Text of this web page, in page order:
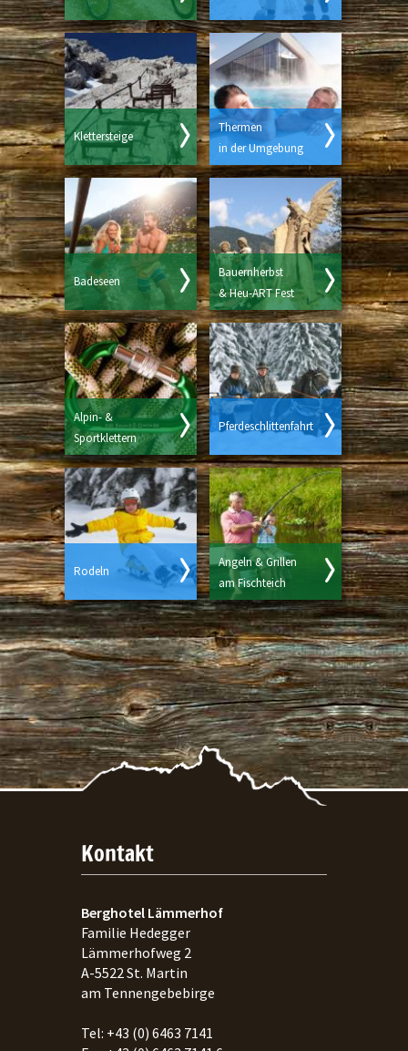
Klettersteige
Thermen
in der Umgebung
Badeseen
Bauernherbst
& Heu-ART Fest
Alpin- &
Sportklettern
Pferdeschlittenfahrt
Rodeln
Angeln & Grillen
am Fischteich
Kontakt
Berghotel Lämmerhof
Familie Hedegger
Lämmerhofweg 2
A-5522 St. Martin
am Tennengebebirge
Tel: +43 (0) 6463 7141